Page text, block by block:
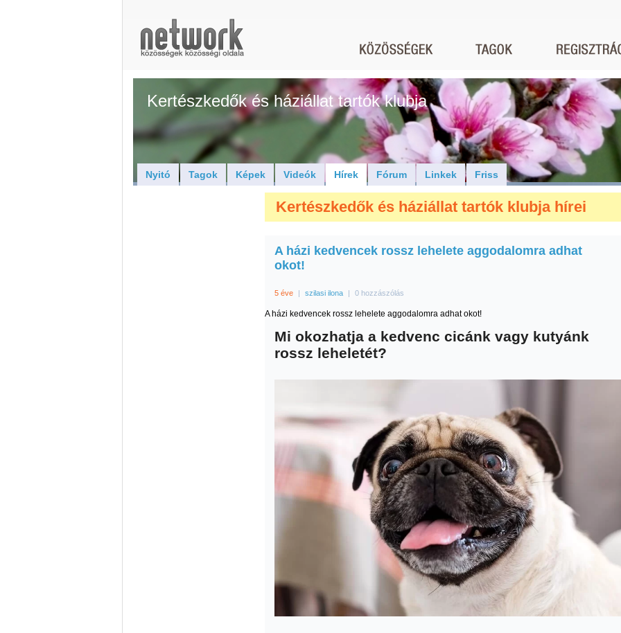
Kertészkedők és háziállat tartók klubja
Nyitó Tagok Képek Videók Hírek Fórum Linkek Friss
Kertészkedők és háziállat tartók klubja hírei
A házi kedvencek rossz lehelete aggodalomra adhat
okot!
5 éve | szilasi ilona | 0 hozzászólás
A házi kedvencek rossz lehelete aggodalomra adhat okot!
Mi okozhatja a kedvenc cicánk vagy kutyánk
rossz leheletét?